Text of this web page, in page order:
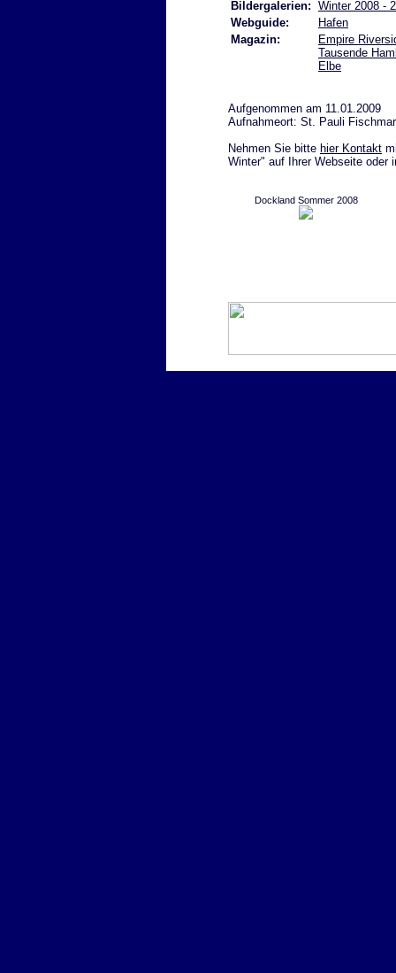
Bildergalerien: Winter 2008 -
Webguide:
Hafen
Magazin:
Empire
Tausende
Elbe
Aufgenommen am 11.01.2009
Aufnahmeort: St. Pauli
Nehmen Sie bitte hier Kontakt
Winter" auf Ihrer Webseite oder
Dockland Sommer 2008